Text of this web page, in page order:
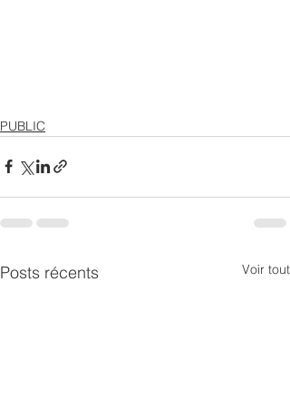
PUBLIC
Posts récents Voir tout